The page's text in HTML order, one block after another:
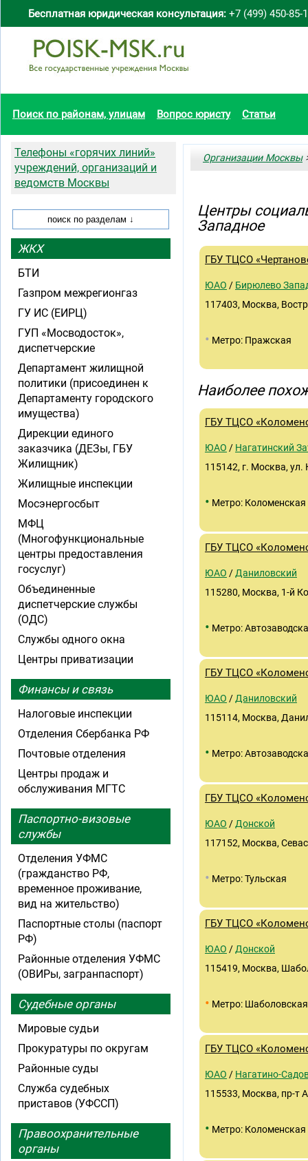
Бесплатная юридическая консультация: +7 (499) 450-85-
Поиск по районам, улицам Вопрос юристу Статьи
Организации Москвы
Центры
Западное
ГБУ ТЦСО
ЮАО / Бирюлево
117403, Москва,
• Метро: Пражская
Наиболее
ГБУ ТЦСО
ЮАО / Нагатинский
115142, г. Москва, ул.
• Метро: Коломенская
ГБУ ТЦСО
ЮАО / Даниловский
115280, Москва, 1-й
• Метро:
ГБУ ТЦСО
ЮАО / Даниловский
115114, Москва,
• Метро:
ГБУ ТЦСО
ЮАО / Донской
117152, Москва,
• Метро: Тульская
ГБУ ТЦСО
ЮАО / Донской
115419, Москва,
• Метро: Шаболовская
ГБУ ТЦСО
ЮАО / Нагатино-
115533, Москва, пр-т
• Метро: Коломенская
Телефоны «горячих линий»
учреждений, организаций и
ведомств Москвы
ЖКХ
БТИ
Газпром межрегионгаз
ГУ ИС (ЕИРЦ)
ГУП «Мосводосток»,
диспетчерские
Департамент жилищной
политики (присоединен к
Департаменту городского
имущества)
Дирекции единого
заказчика (ДЕЗы, ГБУ
Жилищник)
Жилищные инспекции
Мосэнергосбыт
МФЦ
(Многофункциональные
центры предоставления
госуслуг)
Объединенные
диспетчерские службы
(ОДС)
Службы одного окна
Центры приватизации
Финансы и связь
Налоговые инспекции
Отделения Сбербанка РФ
Почтовые отделения
Центры продаж и
обслуживания МГТС
Паспортно-визовые
службы
Отделения УФМС
(гражданство РФ,
временное проживание,
вид на жительство)
Паспортные столы (паспорт
РФ)
Районные отделения УФМС
(ОВИРы, загранпаспорт)
Судебные органы
Мировые судьи
Прокуратуры по округам
Районные суды
Служба судебных
приставов (УФССП)
Правоохранительные
органы